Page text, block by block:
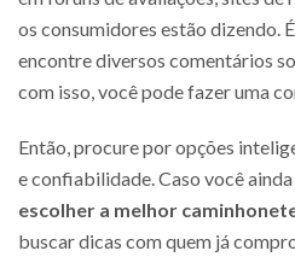
os consumidores estão dizendo.
encontre diversos comentários
com isso, você pode fazer uma
Então, procure por opções
e confiabilidade. Caso você
escolher a melhor
buscar dicas com quem já